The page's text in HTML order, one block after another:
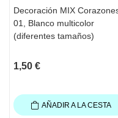
Decoración MIX
01, Blanco multicolor
(diferentes tamaños)
1,50 €
AÑADIR A LA CESTA